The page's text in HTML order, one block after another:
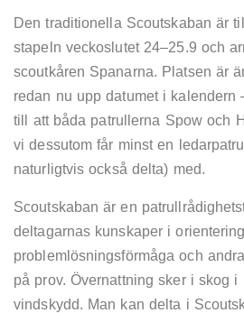
Den traditionella Scoutskaban är
stapeln veckoslutet 24–25.9 och
scoutkåren Spanarna. Platsen är
redan nu upp datumet i kalendern
till att båda patrullerna Spow och
vi dessutom får minst en
naturligtvis också delta) med.
Scoutskaban är en
deltagarnas kunskaper i
problemlösningsförmåga och
på prov. Övernattning sker i skog i
vindskydd. Man kan delta i